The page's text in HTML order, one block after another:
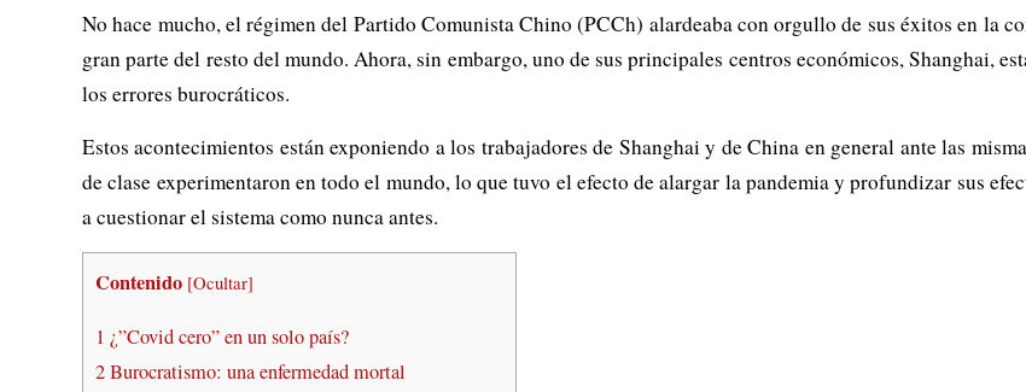
No hace mucho, el régimen del Partido Comunista Chino (PCCh) alardeaba con orgullo de sus éxitos en la
gran parte del resto del mundo. Ahora, sin embargo, uno de sus principales centros económicos, Shanghai,
los errores burocráticos.
Estos acontecimientos están exponiendo a los trabajadores de Shanghai y de China en general ante las
de clase experimentaron en todo el mundo, lo que tuvo el efecto de alargar la pandemia y profundizar sus
a cuestionar el sistema como nunca antes.
Contenido [Ocultar]
1 ¿”Covid cero” en un solo país?
2Burocratismo: una enfermedad mortal